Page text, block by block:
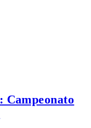
Campeonato